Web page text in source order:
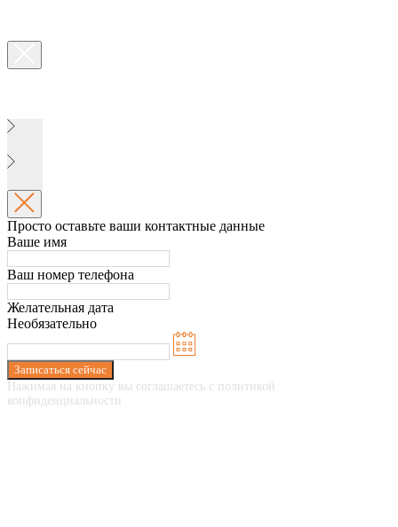
Просто оставьте ваши контактные данные
Ваше имя
Ваш номер телефона
Желательная дата
Необязательно
Записаться сейчас
Нажимая на кнопку вы соглашаетесь с политикой
конфиденциальности